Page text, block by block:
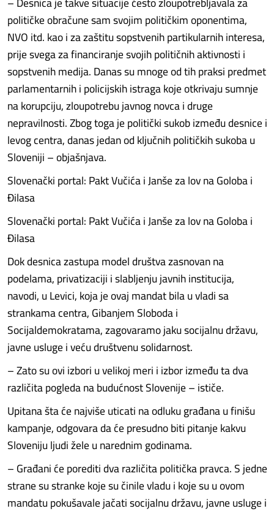
političke obračune sam svojim političkim oponentima,
NVO itd. kao i za zaštitu sopstvenih partikularnih interesa,
prije svega za financiranje svojih političnih aktivnosti i
sopstvenih medija. Danas su mnoge od tih praksi predmet
parlamentarnih i policijskih istraga koje otkrivaju sumnje
na korupciju, zloupotrebu javnog novca i druge
nepravilnosti. Zbog toga je politički sukob između desnice i
levog centra, danas jedan od ključnih političkih sukoba u
Sloveniji – objašnjava.
Slovenački portal: Pakt Vučića i Janše za lov na Goloba i
Đilasa
Slovenački portal: Pakt Vučića i Janše za lov na Goloba i
Đilasa
Dok desnica zastupa model društva zasnovan na
podelama, privatizaciji i slabljenju javnih institucija,
navodi, u Levici, koja je ovaj mandat bila u vladi sa
strankama centra, Gibanjem Sloboda i
Socijaldemokratama, zagovaramo jaku socijalnu državu,
javne usluge i veću društvenu solidarnost.
– Zato su ovi izbori u velikoj meri i izbor između ta dva
različita pogleda na budućnost Slovenije – ističe.
Upitana šta će najviše uticati na odluku građana u finišu
kampanje, odgovara da će presudno biti pitanje kakvu
Sloveniju ljudi žele u narednim godinama.
– Građani će porediti dva različita politička pravca. S jedne
strane su stranke koje su činile vladu i koje su u ovom
mandatu pokušavale jačati socijalnu državu, javne usluge i